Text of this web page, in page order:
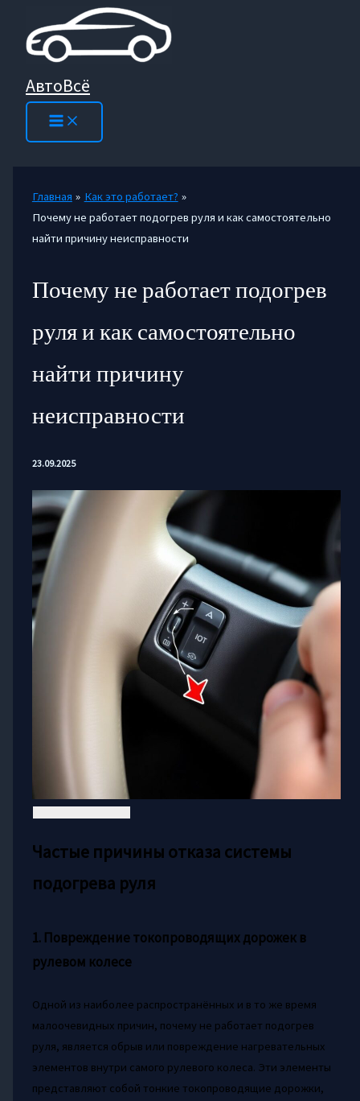
содержимому
АвтоВсё
Главная
Как это работает?
Почему не работает подогрев руля и как самостоятельно
найти причину неисправности
Почему не работает подогрев
руля и как самостоятельно
найти причину
неисправности
23.09.2025
Частые причины отказа системы
подогрева руля
1. Повреждение токопроводящих дорожек в
рулевом колесе
Одной из наиболее распространённых и в то же время
малоочевидных причин, почему не работает подогрев
руля, является обрыв или повреждение нагревательных
элементов внутри самого рулевого колеса. Эти элементы
представляют собой тонкие токопроводящие дорожки,